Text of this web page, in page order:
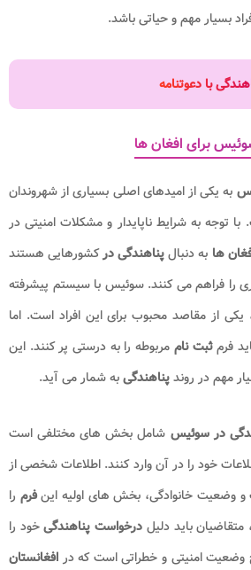
بسیار مهم و حیاتی باشد.
با دعوتنامه
برای افغان ها
به یکی از امیدهای اصلی بسیاری از شهروندان
توجه به شرایط ناپایدار و مشکلات امنیتی در
ها به دنبالپناهندگی درکشورهایی هستند
را فراهم می کنند. سوئیس با سیستم پیشرفته
یکی از مقاصد محبوب برای این افراد است. اما
فرمثبت نام مربوطه را به درستی پر کنند. این
مهم در روندپناهندگیبه شمار می آید.
در سوئیس شامل بخش های مختلفی است
خود را در آن وارد کنند. اطلاعات شخصی از
و وضعیت خانوادگی، بخش های اولیه اینفرم را
باید دلیل درخواست پناهندگیخود را
امنیتی و خطراتی است که در افغانستان